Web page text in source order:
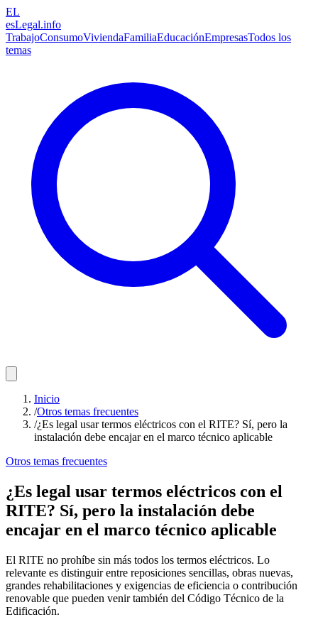
EL
esLegal.info
TrabajoConsumoViviendaFamiliaEducaciónEmpresasTodos los
temas
Inicio
/Otros temas frecuentes
/¿Es legal usar termos eléctricos con el RITE? Sí, pero la
instalación debe encajar en el marco técnico aplicable
Otros temas frecuentes
¿Es legal usar termos eléctricos con el
RITE? Sí, pero la instalación debe
encajar en el marco técnico aplicable
El RITE no prohíbe sin más todos los termos eléctricos. Lo
relevante es distinguir entre reposiciones sencillas, obras nuevas,
grandes rehabilitaciones y exigencias de eficiencia o contribución
renovable que pueden venir también del Código Técnico de la
Edificación.